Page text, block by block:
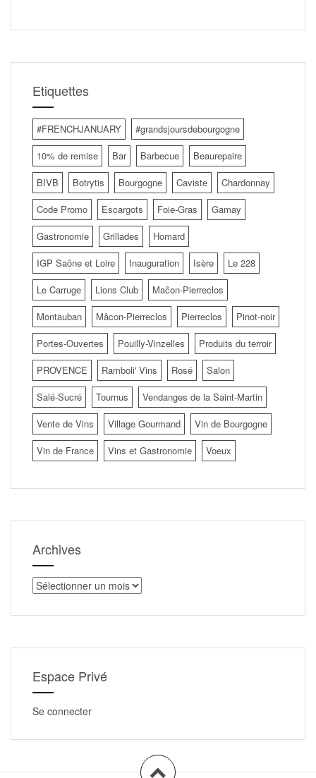
Etiquettes
#FRENCHJANUARY
#grandsjoursdebourgogne
10% de remise
Bar Barbecue
Beaurepaire
BIVB
Botrytis Bourgogne Caviste
Chardonnay
Code Promo
Escargots Foie-Gras
Gamay
Gastronomie
Grillades
Homard
IGP Saône et Loire
Inauguration Isère
Le 228
Le Carruge
Lions Club
Maĉon-Pierreclos
Montauban
Mâcon-Pierreclos Pierreclos
Pinot-noir
Portes-Ouvertes
Pouilly-Vinzelles
Produits du terroir
PROVENCE
Ramboli' Vins Rosé
Salon
Salé-Sucré
Tournus
Vendanges de la Saint-Martin
Vente de Vins
Village Gourmand
Vin de Bourgogne
Vin de France
Vins et Gastronomie Voeux
Archives
Archives
Espace Privé
Se connecter